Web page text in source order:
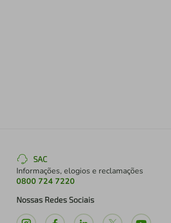
SAC
Informações, elogios e reclamações
0800 724 7220
Nossas Redes Sociais